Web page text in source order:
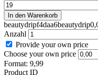
Anzahl
Provide your own price
Choose your own price
Format: 9,99
Product ID